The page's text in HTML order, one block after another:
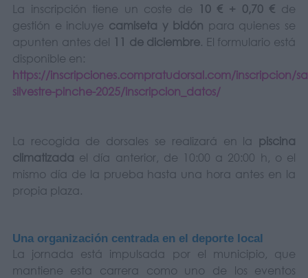
La inscripción tiene un coste de 10 € + 0,70 € de
gestión e incluye camiseta y bidón para quienes se
apunten antes del 11 de diciembre. El formulario está
disponible en:
https://inscripciones.compratudorsal.com/inscripcion/
silvestre-pinche-2025/inscripcion_datos/
La recogida de dorsales se realizará en la piscina
climatizada el día anterior, de 10:00 a 20:00 h, o el
mismo día de la prueba hasta una hora antes en la
propia plaza.
Una organización centrada en el deporte local
La jornada está impulsada por el municipio, que
mantiene esta carrera como uno de los eventos